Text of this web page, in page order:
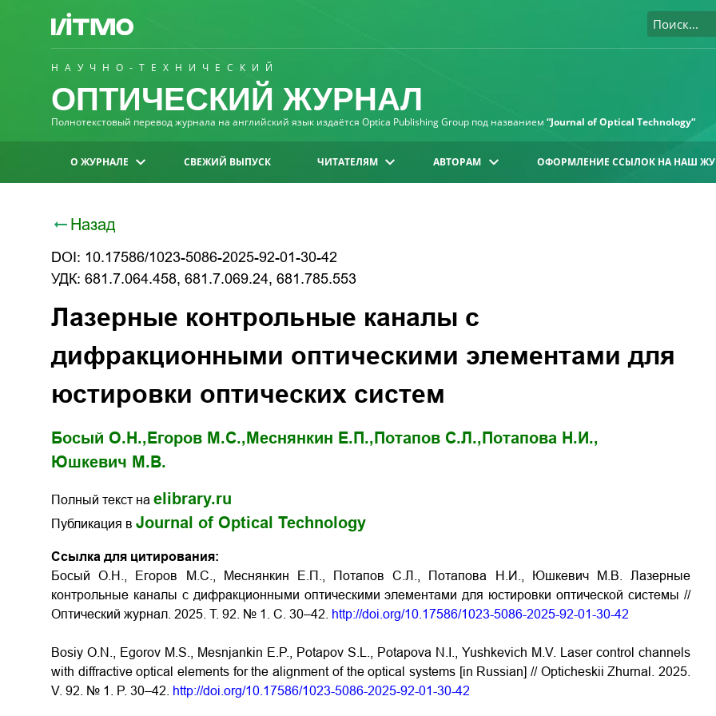
НАУЧНО-ТЕХНИЧЕСКИЙ
ОПТИЧЕСКИЙ ЖУРНАЛ
Полнотекстовый перевод журнала на английский язык издаётся Optica Publishing Group под названием “Journal of Optical Technology“
О ЖУРНАЛЕ СВЕЖИЙ ВЫПУСК ЧИТАТЕЛЯМ АВТОРАМ ОФОРМЛЕНИЕ ССЫЛОК НА НАШ
Назад
DOI: 10.17586/1023-5086-2025-92-01-30-42
УДК: 681.7.064.458, 681.7.069.24, 681.785.553
Лазерные контрольные каналы с
дифракционными оптическими элементами для
юстировки оптических систем
Босый О.Н., Егоров М.С., Меснянкин Е.П., Потапов С.Л., Потапова Н.И.,
Юшкевич М.В.
Полный текст на elibrary.ru
Публикация в Journal of Optical Technology
Ссылка для цитирования:
Босый О.Н., Егоров М.С., Меснянкин Е.П., Потапов С.Л., Потапова Н.И., Юшкевич М.В. Лазерные
контрольные каналы с дифракционными оптическими элементами для юстировки оптической системы //
Оптический журнал. 2025. Т. 92. № 1. С. 30–42.
http://doi.org/10.17586/1023-5086-2025-92-01-30-42
Bosiy O.N., Egorov M.S., Mesnjankin E.P., Potapov S.L., Potapova N.I., Yushkevich M.V. Laser control channels
with diffractive optical elements for the alignment of the optical systems [in Russian] // Opticheskii Zhurnal. 2025.
V. 92. № 1. P. 30–42.
http://doi.org/10.17586/1023-5086-2025-92-01-30-42